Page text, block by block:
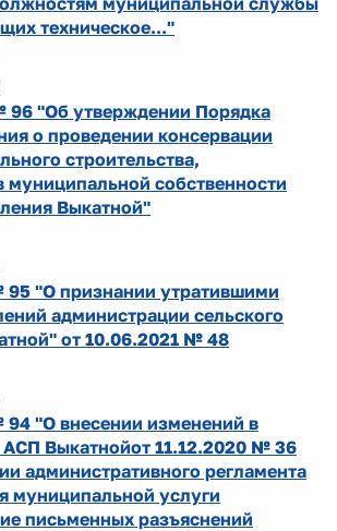
техническое..."
96 "Об утверждении Порядка
о проведении консервации
строительства,
муниципальной собственности
Выкатной"
95 "О признании утратившими
администрации сельского
от 10.06.2021 № 48
94 "О внесении изменений в
АСП Выкатнойот 11.12.2020 № 36
административного регламента
муниципальной услуги
письменных разъяснений